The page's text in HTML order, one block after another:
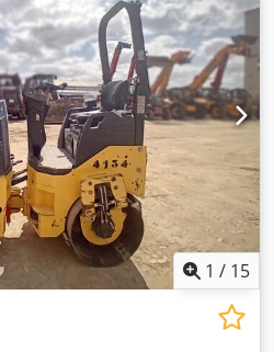
kg Försäljningspris: 8.800
2006 Enligt mätare:
Chedpfx Aozc Iyvsavja 2.450 kg
netto Hamm HD 10 Årsmodell:
20,1 kW Deutz 2.450 kg
netto Även förmånlig leverans
1 / 15